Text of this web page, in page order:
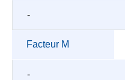
-
Facteur M
-